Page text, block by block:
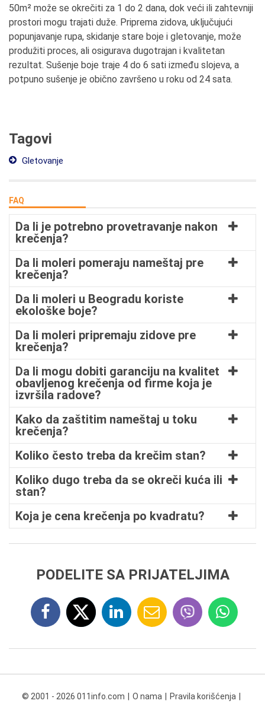
50m² može se okrečiti za 1 do 2 dana, dok veći ili zahtevniji
prostori mogu trajati duže. Priprema zidova, uključujući
popunjavanje rupa, skidanje stare boje i gletovanje, može
produžiti proces, ali osigurava dugotrajan i kvalitetan
rezultat. Sušenje boje traje 4 do 6 sati između slojeva, a
potpuno sušenje je obično završeno u roku od 24 sata.
Tagovi
Gletovanje
FAQ
Da li je potrebno provetravanje nakon
krečenja?
Da li moleri pomeraju nameštaj pre
krečenja?
Da li moleri u Beogradu koriste
ekološke boje?
Da li moleri pripremaju zidove pre
krečenja?
Da li mogu dobiti garanciju na kvalitet
obavljenog krečenja od firme koja je
izvršila radove?
Kako da zaštitim nameštaj u toku
krečenja?
Koliko često treba da krečim stan?
Koliko dugo treba da se okreči kuća ili
stan?
Koja je cena krečenja po kvadratu?
PODELITE SA PRIJATELJIMA
© 2001 - 2026 011info.com O nama Pravila korišćenja